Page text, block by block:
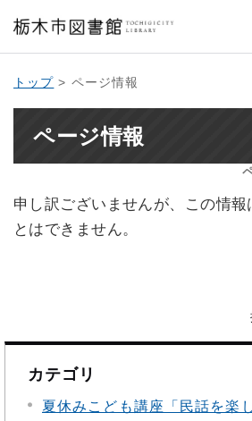
トップ > ページ情報
ページ情報
申し訳ございませんが、この情報
とはできません。
カテゴリ
夏休みこども講座「民話を楽